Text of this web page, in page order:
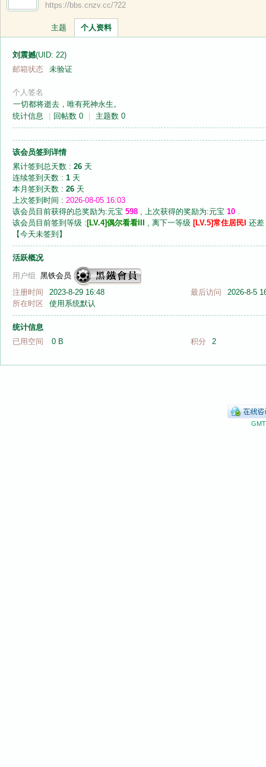
›
https://bbs.cnzv.cc/?22
主题 个人资料
刘震撼(UID: 22)
邮箱状态
未验证
个人签名
一切都将逝去，唯有死神永生。
统计信息
回帖数 0 主题数 0
该会员签到详情
累计签到总天数 : 26 天
连续签到天数 : 1 天
本月签到天数 : 26 天
上次签到时间 : 2026-08-05 16:03
该会员目前获得的总奖励为:元宝 598 , 上次获得的奖励为:元宝 10 .
该会员目前签到等级 : [LV.4]偶尔看看III , 离下一等级 [LV.5]常住居民I 还差
【今天未签到 】
活跃概况
用户组 黑铁会员
注册时间
2023-8-29 16:48 最后访问
2026-8-5
所在时区
使用系统默认
统计信息
已用空间
0 B 积分 2